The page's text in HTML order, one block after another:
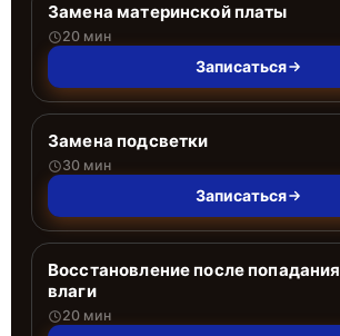
Замена материнской платы
20 мин
Записаться
Замена подсветки
30 мин
Записаться
Восстановление после попадания
влаги
20 мин